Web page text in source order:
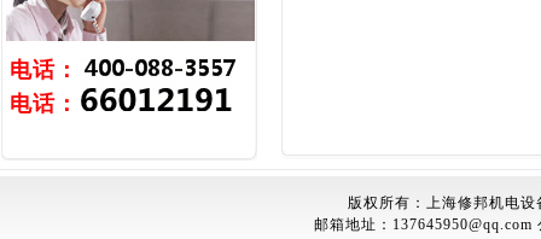
电话：
电话：
版权所有：上海修邦机电
邮箱地址： 137645950@qq.com